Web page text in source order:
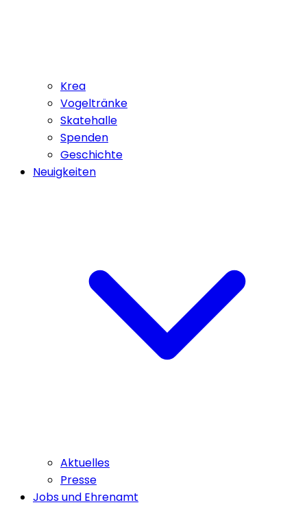
Krea
Vogeltränke
Skatehalle
Spenden
Geschichte
Neuigkeiten
Aktuelles
Presse
Jobs und Ehrenamt